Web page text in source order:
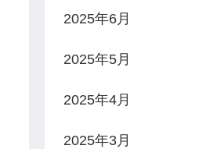
2025年6月
2025年5月
2025年4月
2025年3月